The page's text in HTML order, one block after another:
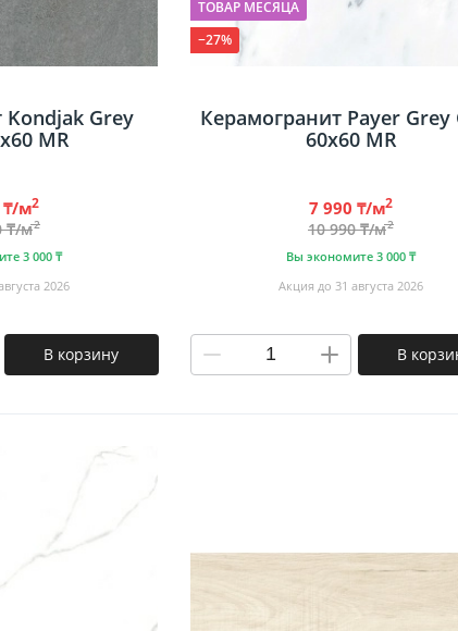
Grey
MR
₸/м2
₸/м2
3 000 ₸
2026
В корзину
ТОВАР МЕСЯЦА
−27%
Керамогранит Payer Grey
60х60 MR
7 990 ₸/м2
10 990 ₸/м2
Вы экономите 3 000 ₸
Акция до 31 августа 2026
В